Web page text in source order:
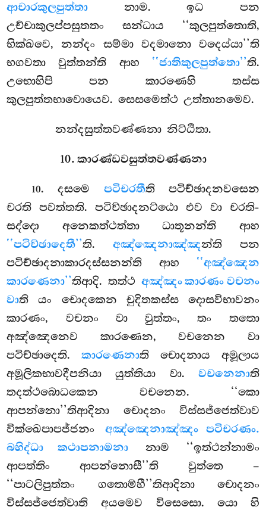
ආචාරකුලපුත්තා නාම. ඉධ පන
උච්චාකුලප්පසුතතං සන්ධාය ‘‘කුලපුත්තොති,
භික්ඛවෙ, නන්දං සම්මා වදමානො වදෙය්යා’’ති
භගවතා වුත්තන්ති ආහ ‘‘ජාතිකුලපුත්තො’’ති.
උභොහිපි පන කාරණෙහි තස්ස
කුලපුත්තභාවොයෙව. සෙසමෙත්ථ උත්තානමෙව.
නන්දසුත්තවණ්ණනා නිට්ඨිතා.
10. කාරණ්ඩවසුත්තවණ්ණනා
10. දසමෙ පටිචරතීති පටිච්ඡාදනවසෙන
චරති පවත්තති. පටිච්ඡාදනට්ඨො එව වා චරති-
සද්දො අනෙකත්ථත්තා ධාතූනන්ති ආහ
‘‘පටිච්ඡාදෙතී’’ති. අඤ්ඤෙනාඤ්ඤන්ති පන
පටිච්ඡාදනාකාරදස්සනන්ති ආහ ‘‘අඤ්ඤෙන
කාරණෙනා’’තිආදි. තත්ථ අඤ්ඤං කාරණං වචනං
වාති යං චොදකෙන චුදිතකස්ස දොසවිභාවනං
කාරණං, වචනං වා වුත්තං, තං තතො
අඤ්ඤෙනෙව කාරණෙන, වචනෙන වා
පටිච්ඡාදෙති.කාරණෙනාති චොදනාය අමූලාය
අමූලිකභාවදීපනියා යුත්තියා වා. වචනෙනාති
තදත්ථබොධකෙන වචනෙන. ‘‘කො
ආපන්නො’’තිආදිනා චොදනං විස්සජ්ජෙත්වාව
වික්ඛෙපාපජ්ජනං අඤ්ඤෙනාඤ්ඤං පටිචරණං.
බහිද්ධා කථාපනාමනා නාම ‘‘ඉත්ථන්නාමං
ආපත්තිං ආපන්නොසී’’ති වුත්තෙ –
‘‘පාටලිපුත්තං ගතොම්හී’’තිආදිනා චොදනං
විස්සජ්ජෙත්වාති අයමෙව විසෙසො. යො හි